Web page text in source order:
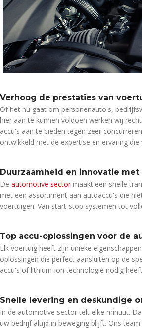
Verhoog de prestaties van
Of het nu gaat om personenauto's,
hier aan te kunnen voldoen werken wij
accu's aan te bieden tegen zeer
ontwikkeld met de expertise en ervaring
Duurzaamheid en innovatie met
De automotive sectormaakt een snelle
met een assortiment aan autoaccu's die
voertuigen. Van start-stop systemen tot
Top accu-oplossingen voor de
Elk voertuig heeft zijn unieke
oplossingen die perfect aansluiten op de
accu's of lithium-ion technologie nodig
Snelle levering en deskundige
In de automotive sector telt elke minuut.
uw bedrijf altijd in beweging blijft. Ons